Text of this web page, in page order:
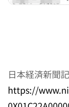
日本経済新聞
https://